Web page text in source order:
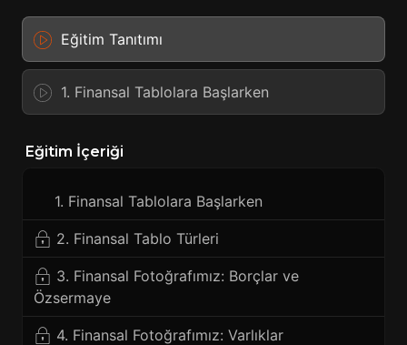
Eğitim Tanıtımı
1. Finansal Tablolara Başlarken
Eğitim İçeriği
1. Finansal Tablolara Başlarken
2. Finansal Tablo Türleri
3. Finansal Fotoğrafımız: Borçlar ve
Özsermaye
4. Finansal Fotoğrafımız: Varlıklar